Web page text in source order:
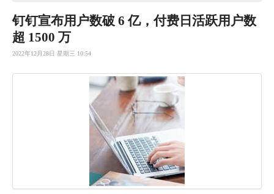
钉钉宣布用户数破 6 亿，付费日活跃用户数
超 1500 万
2022年12月28日 星期三 10:54